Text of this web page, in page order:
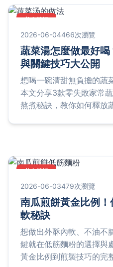
美食筆記
2026-06-04466次瀏覽
蔬菜湯怎麼做最好
與關鍵技巧大公開
想喝一碗清甜無負擔的蔬
本文分享3款零失敗家常
熬煮秘訣，教你如何釋放
美食筆記
2026-06-03479次瀏覽
南瓜煎餅黃金比例
軟秘訣
想做出外酥內軟、不油不
鍵就在低筋麵粉的選擇與
黃金比例到煎製技巧的完